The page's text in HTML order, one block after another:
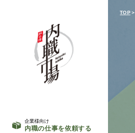
企業様向け
内職の仕事を依頼する
TOP＞